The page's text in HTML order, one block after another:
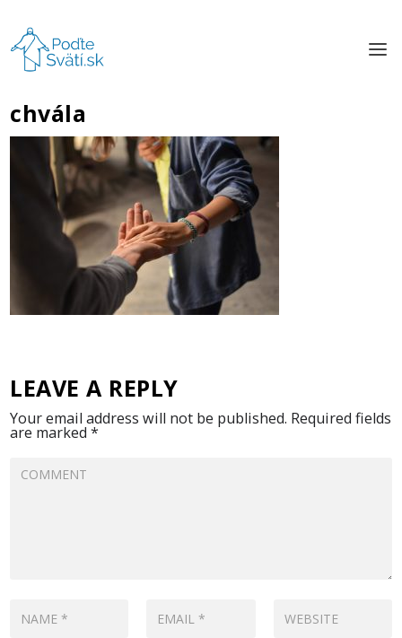
chvála
LEAVE A REPLY
Your email address will not be published. Required fields
are marked*